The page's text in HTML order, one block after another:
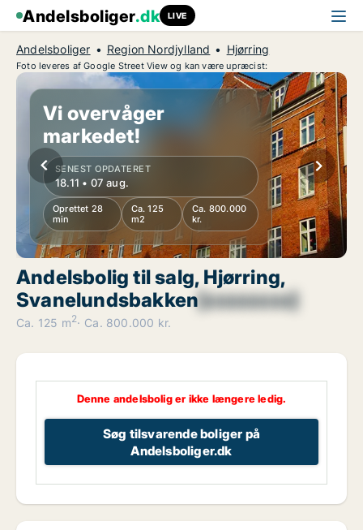
Andelsboliger.dk LIVE
Andelsboliger Region Nordjylland Hjørring
Foto leveres af Google Street View og kan være upræcist:
Vi overvåger
markedet!
SENEST OPDATERET
18.11 • 07 aug.
Oprettet 28
min
Ca. 125
m2
Ca. 800.000
kr.
Andelsbolig til salg, Hjørring,
Svanelundsbakken[xxxxxxxx]
Ca. 125 m2 Ca. 800.000 kr.
Denne andelsbolig er ikke længere ledig.
Søg tilsvarende boliger på
Andelsboliger.dk